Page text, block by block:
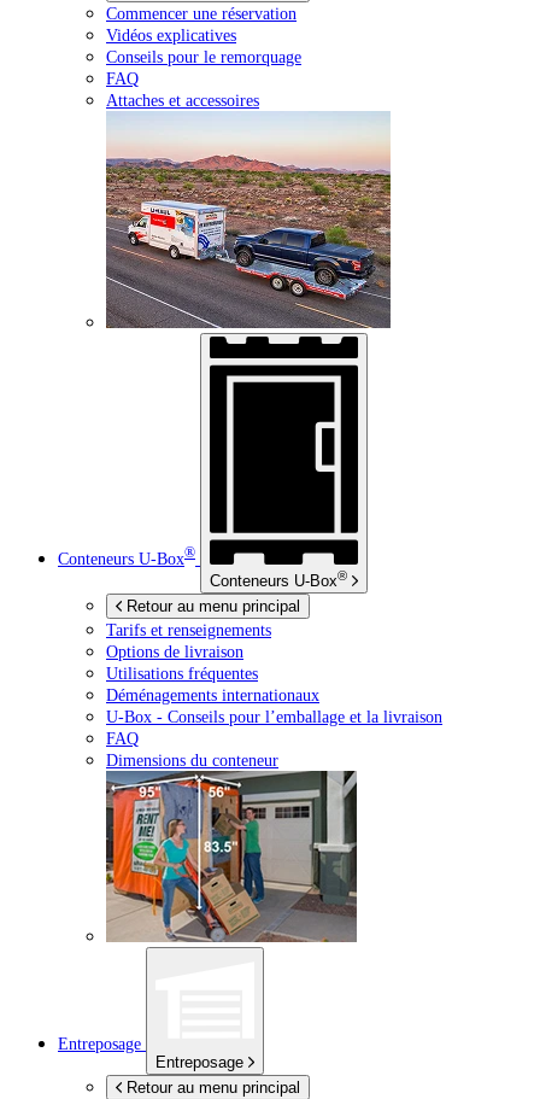
Commencer une réservation
Vidéos explicatives
Conseils pour le remorquage
FAQ
Attaches et accessoires
Conteneurs U-Box®
Conteneurs U-Box®
Retour au menu principal
Tarifs et renseignements
Options de livraison
Utilisations fréquentes
Déménagements internationaux
U-Box - Conseils pour l’emballage et la livraison
FAQ
Dimensions du conteneur
Entreposage
Entreposage
Retour au menu principal